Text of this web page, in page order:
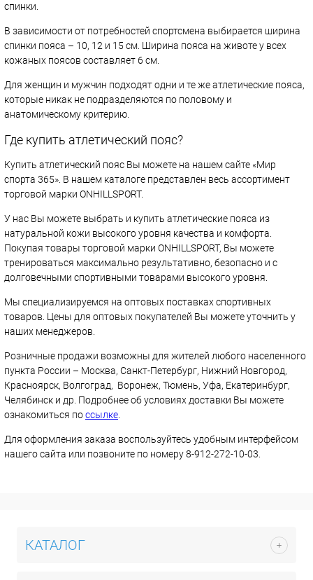
спинки.
В зависимости от потребностей спортсмена выбирается ширина
спинки пояса – 10, 12 и 15 см. Ширина пояса на животе у всех
кожаных поясов составляет 6 см.
Для женщин и мужчин подходят одни и те же атлетические пояса,
которые никак не подразделяются по половому и
анатомическому критерию.
Где купить атлетический пояс?
Купить атлетический пояс Вы можете на нашем сайте «Мир
спорта 365». В нашем каталоге представлен весь ассортимент
торговой марки ONHILLSPORT.
У нас Вы можете выбрать и купить атлетические пояса из
натуральной кожи высокого уровня качества и комфорта.
Покупая товары торговой марки ONHILLSPORT, Вы можете
тренироваться максимально результативно, безопасно и с
долговечными спортивными товарами высокого уровня.
Мы специализируемся на оптовых поставках спортивных
товаров. Цены для оптовых покупателей Вы можете уточнить у
наших менеджеров.
Розничные продажи возможны для жителей любого населенного
пункта России – Москва, Санкт-Петербург, Нижний Новгород,
Красноярск, Волгоград, Воронеж, Тюмень, Уфа, Екатеринбург,
Челябинск и др. Подробнее об условиях доставки Вы можете
ознакомиться поссылке
Для оформления заказа воспользуйтесь удобным интерфейсом
нашего сайта или позвоните по номеру 8-912-272-10-03.
КАТАЛОГ